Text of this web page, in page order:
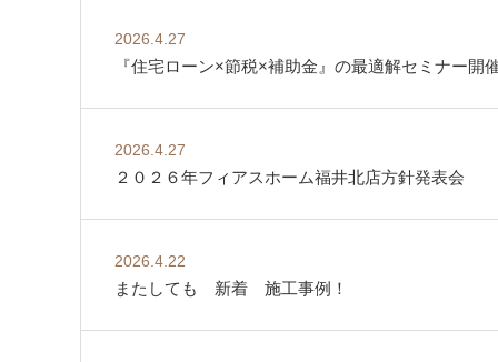
2026.4.27
『住宅ローン×節税×補助金』の最適解セミナー開
2026.4.27
２０２６年フィアスホーム福井北店方針発表会
2026.4.22
またしても 新着 施工事例！